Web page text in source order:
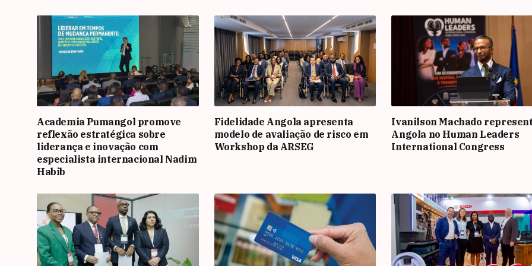
Academia Pumangol promove
reflexão estratégica sobre
liderança e inovação com
especialista internacional Nadim
Habib
Fidelidade Angola apresenta
modelo de avaliação de risco em
Workshop da ARSEG
Ivanilson Machado
Angola no Human Leaders
International Congress